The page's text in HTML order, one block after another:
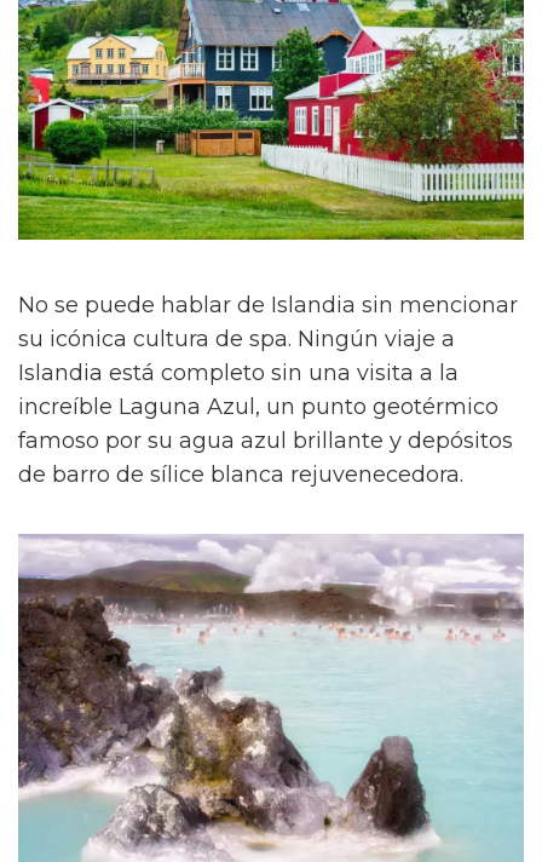
No se puede hablar de Islandia sin mencionar
su icónica cultura de spa. Ningún viaje a
Islandia está completo sin una visita a la
increíble Laguna Azul, un punto geotérmico
famoso por su agua azul brillante y depósitos
de barro de sílice blanca rejuvenecedora.